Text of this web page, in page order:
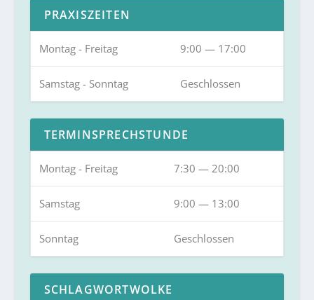
PRAXISZEITEN
Montag - Freitag 9:00 — 17:00
Samstag - Sonntag Geschlossen
TERMINSPRECHSTUNDE
Montag - Freitag 7:30 — 20:00
Samstag 9:00 — 13:00
Sonntag Geschlossen
SCHLAGWORTWOLKE